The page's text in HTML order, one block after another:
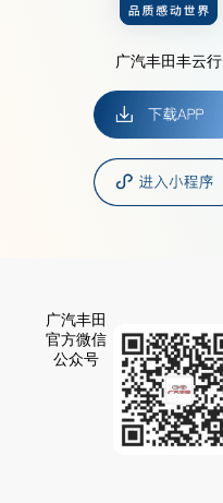
广汽丰田丰云行
广汽丰田
官方微信
公众号